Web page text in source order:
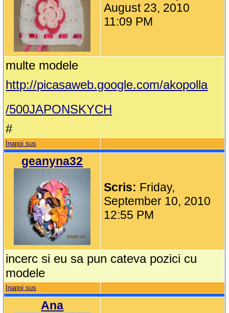
August 23, 2010
11:09 PM
multe modele
http://picasaweb.google.com/akopolla
/500JAPONSKYCH
#
Inapoi sus
geanyna32
Scris: Friday,
September 10, 2010
12:55 PM
incerc si eu sa pun cateva pozici cu
modele
Inapoi sus
Ana